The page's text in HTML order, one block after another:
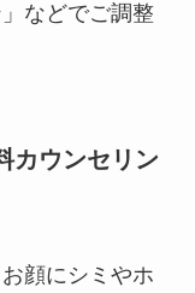
などでご調整
カウンセリン
顔にシミやホ